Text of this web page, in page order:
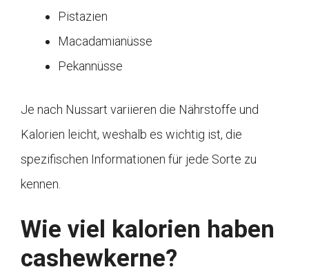
Pistazien
Macadamianüsse
Pekannüsse
Je nach Nussart variieren die Nährstoffe und
Kalorien leicht, weshalb es wichtig ist, die
spezifischen Informationen für jede Sorte zu
kennen.
Wie viel kalorien haben
cashewkerne?